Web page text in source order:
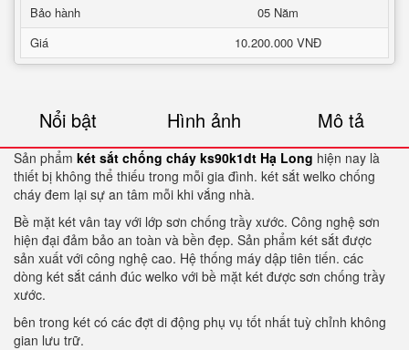
Bảo hành
05 Năm
Giá
10.200.000 VNĐ
Nổi bật Hình ảnh Mô tả
Sản phẩm két sắt chống cháy ks90k1dt Hạ Long hiện nay là
thiết bị không thể thiếu trong mỗi gia đình. két sắt welko chống
cháy đem lại sự an tâm mỗi khi vắng nhà.
Bề mặt két vân tay với lớp sơn chống trầy xước. Công nghệ sơn
hiện đại đảm bảo an toàn và bền đẹp. Sản phẩm két sắt được
sản xuất với công nghệ cao. Hệ thống máy dập tiên tiến. các
dòng két sắt cánh đúc welko với bề mặt két được sơn chống trầy
xước.
bên trong két có các đợt di động phụ vụ tốt nhất tuỳ chỉnh không
gian lưu trữ.